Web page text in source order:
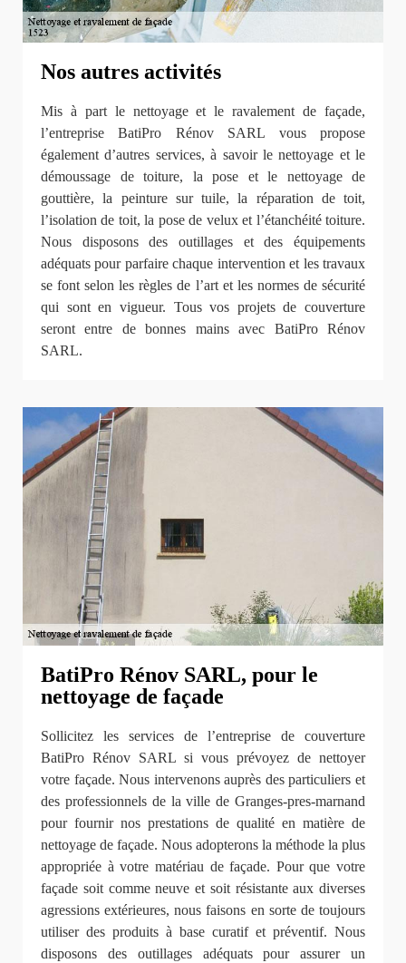
Nos autres activités
Mis à part le nettoyage et le ravalement de façade,
l’entreprise BatiPro Rénov SARL vous propose
également d’autres services, à savoir le nettoyage et le
démoussage de toiture, la pose et le nettoyage de
gouttière, la peinture sur tuile, la réparation de toit,
l’isolation de toit, la pose de velux et l’étanchéité toiture.
Nous disposons des outillages et des équipements
adéquats pour parfaire chaque intervention et les travaux
se font selon les règles de l’art et les normes de sécurité
qui sont en vigueur. Tous vos projets de couverture
seront entre de bonnes mains avec BatiPro Rénov
SARL.
BatiPro Rénov SARL, pour le
nettoyage de façade
Sollicitez les services de l’entreprise de couverture
BatiPro Rénov SARL si vous prévoyez de nettoyer
votre façade. Nous intervenons auprès des particuliers et
des professionnels de la ville de Granges-pres-marnand
pour fournir nos prestations de qualité en matière de
nettoyage de façade. Nous adopterons la méthode la plus
appropriée à votre matériau de façade. Pour que votre
façade soit comme neuve et soit résistante aux diverses
agressions extérieures, nous faisons en sorte de toujours
utiliser des produits à base curatif et préventif. Nous
disposons des outillages adéquats pour assurer un